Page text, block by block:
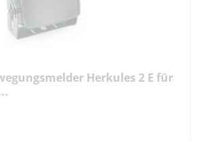
Herkules 2 E für